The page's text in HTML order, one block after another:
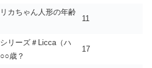
カちゃん人形の年齢
11
リーズ＃Licca（ハ
歳？
17